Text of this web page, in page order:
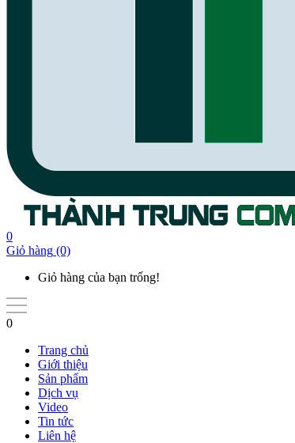
0
Giỏ hàng (0)
Giỏ hàng của bạn trống!
0
Trang chủ
Giới thiệu
Sản phẩm
Dịch vụ
Video
Tin tức
Liên hệ